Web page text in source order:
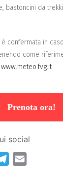
bastoncini da
è confermata in
come
www.meteo.fvg.it
Prenota ora!
social
Telegram